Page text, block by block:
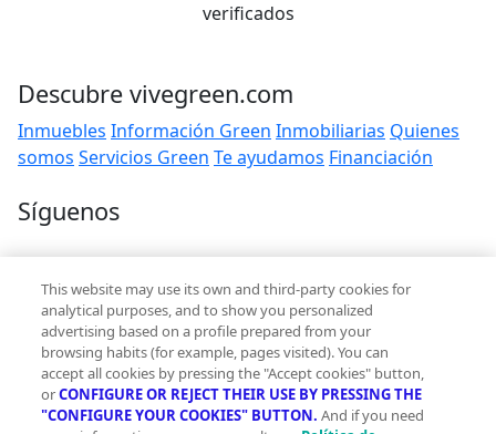
verificados
Descubre vivegreen.com
Inmuebles Información Green Inmobiliarias Quienes
somos Servicios Green Te ayudamos Financiación
Síguenos
Contacto
hola@vivegreen.com
This website may use its own and third-party cookies for
analytical purposes, and to show you personalized
advertising based on a profile prepared from your
browsing habits (for example, pages visited). You can
accept all cookies by pressing the "Accept cookies" button,
orCONFIGURE OR REJECT THEIR USE BY PRESSING THE
"CONFIGURE YOUR COOKIES" BUTTON. And if you need